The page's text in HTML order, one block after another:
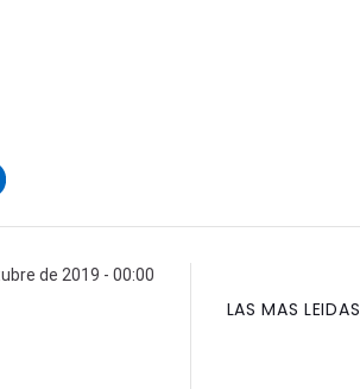
de 2019 - 00:00
LAS MAS LEIDAS